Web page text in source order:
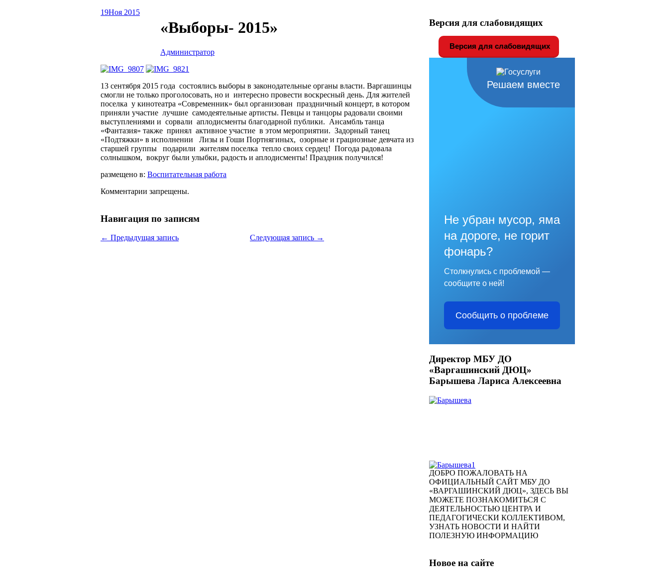
19Ноя 2015
«Выборы- 2015»
Администратор
13 сентября 2015 года состоялись выборы в законодательные органы власти. Варгашинцы
смогли не только проголосовать, но и интересно провести воскресный день. Для жителей
поселка у кинотеатра «Современник» был организован праздничный концерт, в котором
приняли участие лучшие самодеятельные артисты. Певцы и танцоры радовали своими
выступлениями и сорвали аплодисменты благодарной публики. Ансамбль танца
«Фантазия» также принял активное участие в этом мероприятии. Задорный танец
«Подтяжки» в исполнении Лизы и Гоши Портнягиных, озорные и грациозные девчата из
старшей группы подарили жителям поселка тепло своих сердец! Погода радовала
солнышком, вокруг были улыбки, радость и аплодисменты! Праздник получился!
размещено в: Воспитательная работа
Комментарии запрещены.
Навигация по записям
← Предыдущая запись Следующая запись →
Версия для слабовидящих
Версия для слабовидящих
Решаем вместе
Не убран мусор, яма
на дороге, не горит
фонарь?
Столкнулись с проблемой —
сообщите о ней!
Сообщить о проблеме
Директор МБУ ДО
«Варгашинский ДЮЦ»
Барышева Лариса Алексеевна
ДОБРО ПОЖАЛОВАТЬ НА
ОФИЦИАЛЬНЫЙ САЙТ МБУ ДО
«ВАРГАШИНСКИЙ ДЮЦ», ЗДЕСЬ ВЫ
МОЖЕТЕ ПОЗНАКОМИТЬСЯ С
ДЕЯТЕЛЬНОСТЬЮ ЦЕНТРА И
ПЕДАГОГИЧЕСКИ КОЛЛЕКТИВОМ,
УЗНАТЬ НОВОСТИ И НАЙТИ
ПОЛЕЗНУЮ ИНФОРМАЦИЮ
Новое на сайте